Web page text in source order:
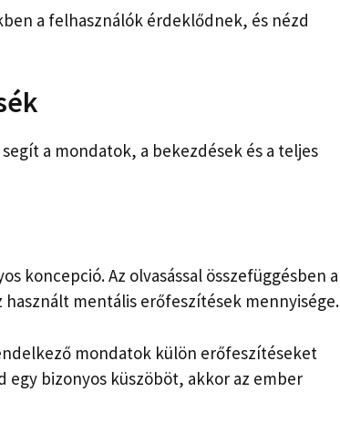
a felhasználók érdeklődnek, és nézd
a mondatok, a bekezdések és a teljes
koncepció. Az olvasással összefüggésben a
mentális erőfeszítések mennyisége.
mondatok külön erőfeszítéseket
egy bizonyos küszöböt, akkor az ember